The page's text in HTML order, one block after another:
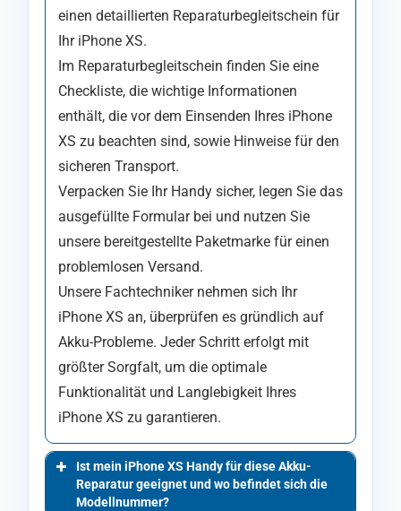
einen detaillierten Reparaturbegleitschein für
Ihr iPhone XS.
Im Reparaturbegleitschein finden Sie eine
Checkliste, die wichtige Informationen
enthält, die vor dem Einsenden Ihres iPhone
XS zu beachten sind, sowie Hinweise für den
sicheren Transport.
Verpacken Sie Ihr Handy sicher, legen Sie das
ausgefüllte Formular bei und nutzen Sie
unsere bereitgestellte Paketmarke für einen
problemlosen Versand.
Unsere Fachtechniker nehmen sich Ihr
iPhone XS an, überprüfen es gründlich auf
Akku-Probleme. Jeder Schritt erfolgt mit
größter Sorgfalt, um die optimale
Funktionalität und Langlebigkeit Ihres
iPhone XS zu garantieren.
Ist mein iPhone XS Handy für diese Akku-
Reparatur geeignet und wo befindet sich die
Modellnummer?